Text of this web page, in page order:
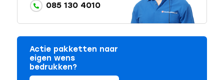
085 130 4010
Actie pakketten naar
eigen wens
bedrukken?